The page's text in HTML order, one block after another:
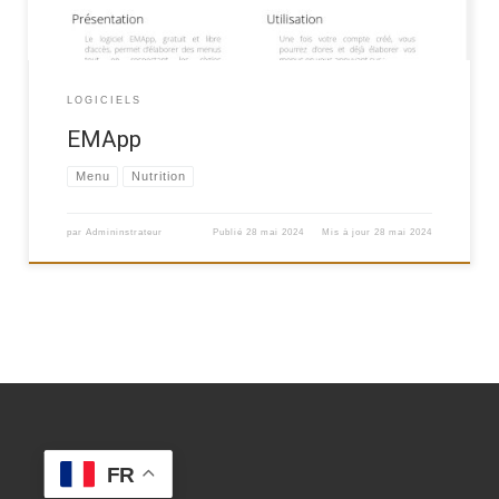
LOGICIELS
EMApp
Menu Nutrition
par Admininstrateur Publié28 mai 2024 Mis à jour28 mai 2024
FR